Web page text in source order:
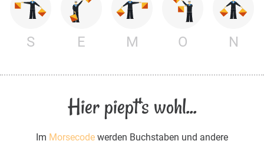
S E M O N
Hier piept's wohl...
Im Morsecodewerden Buchstaben und andere